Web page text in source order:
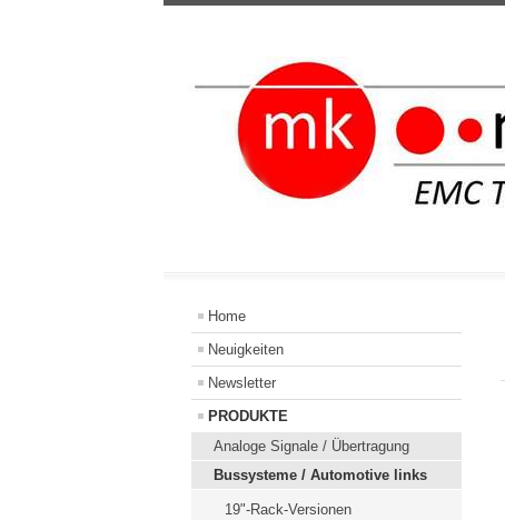
Home
Neuigkeiten
Newsletter
PRODUKTE
Analoge Signale / Übertragung
Bussysteme / Automotive links
19"-Rack-Versionen